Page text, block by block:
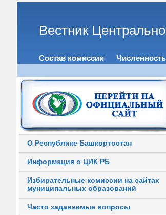
Вестник
Состав комиссии
О Республике Башкортостан
Информация о ЦИК РБ
Избирательные комиссии на сайтах
муниципальных образований
Часто задаваемые вопросы